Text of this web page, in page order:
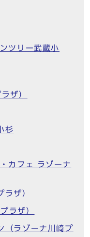
ツリー武蔵小
ザ）
杉
カフェ ラゾーナ
ラザ）
ラザ）
（ラゾーナ川崎プ